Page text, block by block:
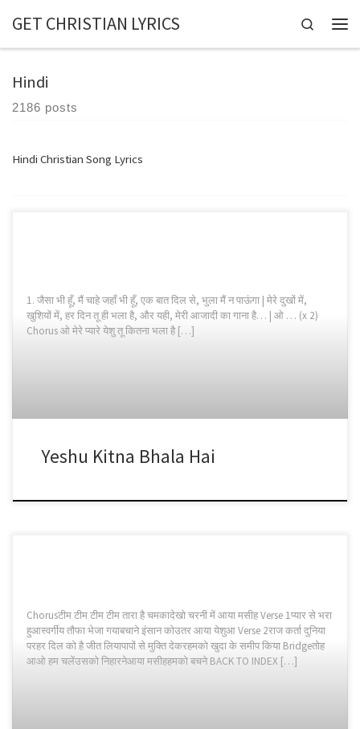
Skip to content
GET CHRISTIAN LYRICS Search
Hindi
2186 posts
Hindi Christian Song Lyrics
1. जैसा भी हूँ, मैं चाहे जहाँ भी हूँ, एक बात दिल से, भुला मैं न पाऊंगा | मेरे दुखों में,
खुशियों में, हर दिन तू ही भला है, और यही, मेरी आजादी का गाना है… | ओ … (x 2)
Chorus ओ मेरे प्यारे येशु तू कितना भला है […]
Yeshu Kitna Bhala Hai
Chorusटीम टीम टीम टीम तारा है चमकादेखो चरनी में आया मसीह Verse 1प्यार से भरा
हुआस्वर्गीय तौफा भेजा गयाबचाने इंसान कोउतर आया येशुआ Verse 2राज कर्ता दुनिया
परहर दिल को है जीत लियापापों से मुक्ति देकरहमको खुदा के समीप किया Bridgeतोह
आओ हम चलेंउसको निहारनेआया मसीहहमको बचने BACK TO INDEX […]